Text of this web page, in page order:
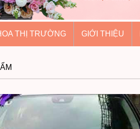
THỊ TRƯỜNG GIỚI THIỆU